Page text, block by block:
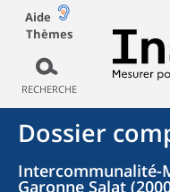
Aide
Thèmes
RECHERCHE
Dossier
Intercommunalité-
Garonne Salat